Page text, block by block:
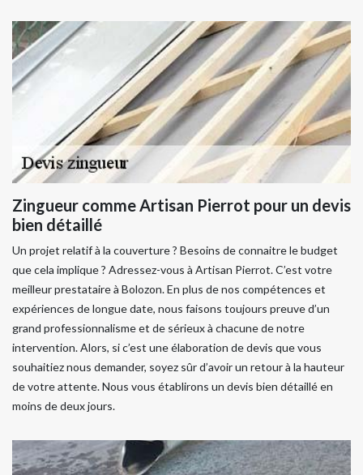
Zingueur comme Artisan Pierrot pour un devis
bien détaillé
Un projet relatif à la couverture ? Besoins de connaitre le budget
que cela implique ? Adressez-vous à Artisan Pierrot. C’est votre
meilleur prestataire à Bolozon. En plus de nos compétences et
expériences de longue date, nous faisons toujours preuve d’un
grand professionnalisme et de sérieux à chacune de notre
intervention. Alors, si c’est une élaboration de devis que vous
souhaitiez nous demander, soyez sûr d’avoir un retour à la hauteur
de votre attente. Nous vous établirons un devis bien détaillé en
moins de deux jours.